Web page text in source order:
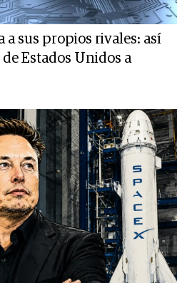
a sus propios rivales: así
Estados Unidos a